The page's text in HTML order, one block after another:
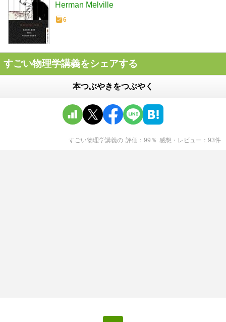
Herman Melville
6
すごい物理学講義をシェアする
本つぶやきをつぶやく
すごい物理学講義の 評価 99 ％ 感想・レビュー 93件